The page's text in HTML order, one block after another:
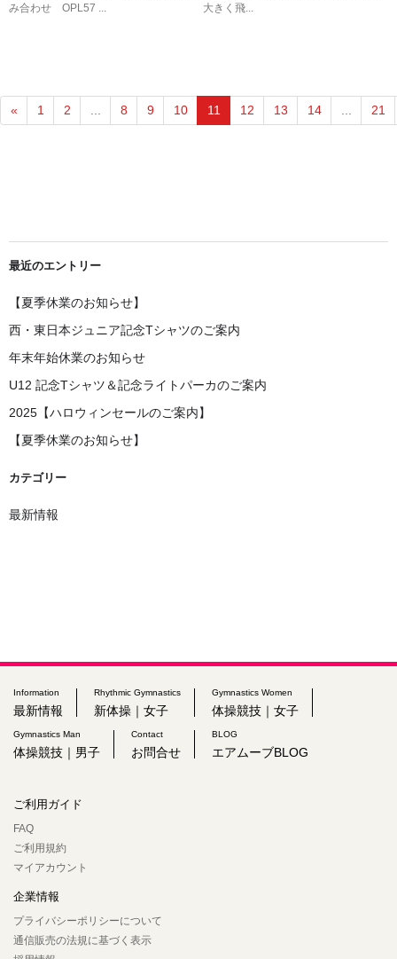
み合わせ OPL57 ...
大きく飛...
« 1 2 ... 8 9 10 11 12 13 14 ... 21
最近のエントリー
【夏季休業のお知らせ】
西・東日本ジュニア記念Tシャツのご案内
年末年始休業のお知らせ
U12 記念Tシャツ＆記念ライトパーカのご案内
2025【ハロウィンセールのご案内】
【夏季休業のお知らせ】
カテゴリー
最新情報
Information
最新情報
Rhythmic Gymnastics
新体操｜女子
Gymnastics Women
体操競技｜女子
Gymnastics Man
体操競技｜男子
Contact
お問合せ
BLOG
エアムーブBLOG
ご利用ガイド
FAQ
ご利用規約
マイアカウント
企業情報
プライバシーポリシーについて
通信販売の法規に基づく表示